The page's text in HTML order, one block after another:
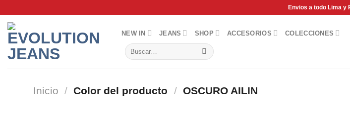
contenido
Envios a todo Lima y
NEW IN JEANS SHOP ACCESORIOS COLECCIONES
Buscar
por:
Inicio / Color del producto / OSCURO AILIN